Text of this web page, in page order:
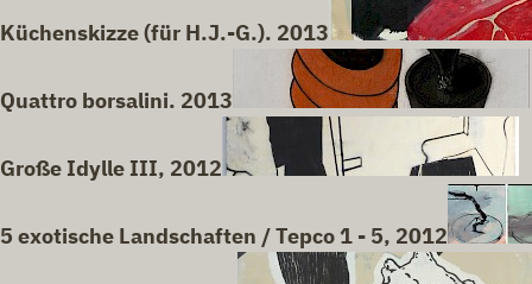
Küchenskizze (für H.J.-G.). 2013
Quattro borsalini. 2013
Große Idylle III, 2012
5 exotische Landschaften / Tepco 1 - 5, 2012